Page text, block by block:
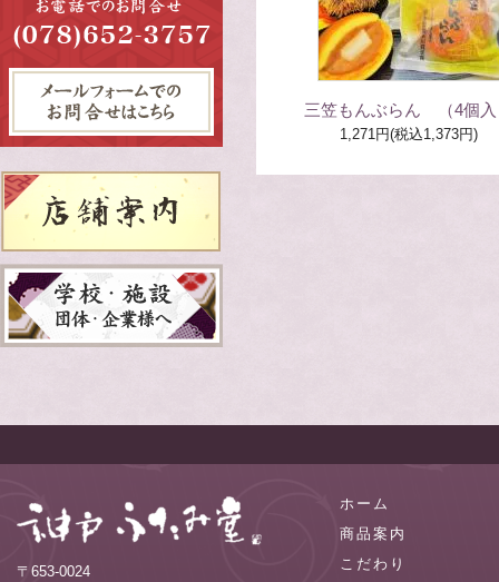
三笠もんぶらん （4個
1,271円(税込1,373円)
〒653-0024
ホーム
商品案内
こだわり